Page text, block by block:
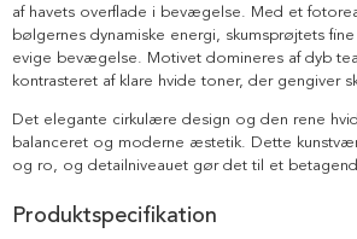
af havets overflade i bevægelse. Med et
bølgernes dynamiske energi, skumsprøjtets
evige bevægelse. Motivet domineres af dyb
kontrasteret af klare hvide toner, der gengiver
Det elegante cirkulære design og den rene
balanceret og moderne æstetik. Dette
og ro, og detailniveauet gør det til et
Produktspecifikation